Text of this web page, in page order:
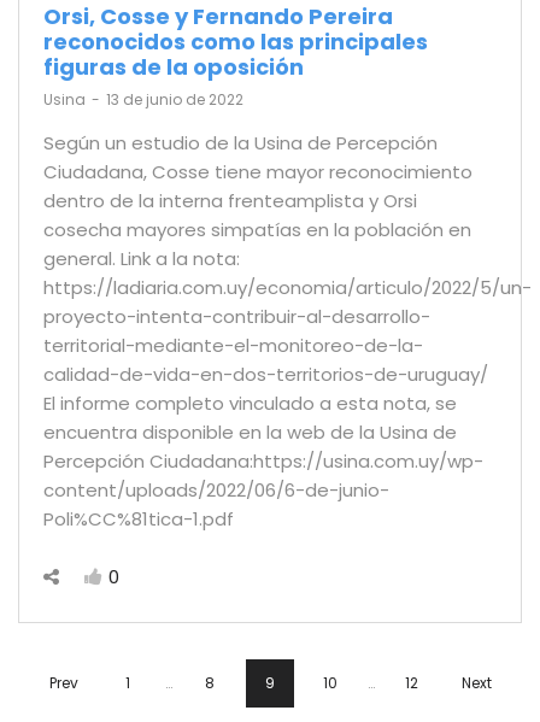
Orsi, Cosse y Fernando Pereira
reconocidos como las principales
figuras de la oposición
by
Usina 13 de junio de 2022
Según un estudio de la Usina de Percepción
Ciudadana, Cosse tiene mayor reconocimiento
dentro de la interna frenteamplista y Orsi
cosecha mayores simpatías en la población en
general. Link a la nota:
https://ladiaria.com.uy/economia/articulo/2022/5/un-
proyecto-intenta-contribuir-al-desarrollo-
territorial-mediante-el-monitoreo-de-la-
calidad-de-vida-en-dos-territorios-de-uruguay/
El informe completo vinculado a esta nota, se
encuentra disponible en la web de la Usina de
Percepción Ciudadana:https://usina.com.uy/wp-
content/uploads/2022/06/6-de-junio-
Poli%CC%81tica-1.pdf
0
Prev 1 … 8 9 10 … 12 Next